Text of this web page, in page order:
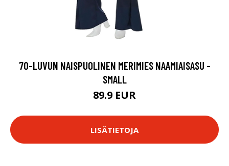
70-LUVUN NAISPUOLINEN MERIMIES NAAMIAISASU -
SMALL
89.9 EUR
LISÄTIETOJA